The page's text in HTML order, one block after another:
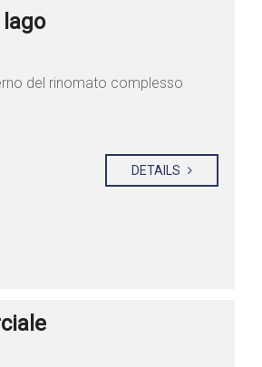
del rinomato complesso
DETAILS